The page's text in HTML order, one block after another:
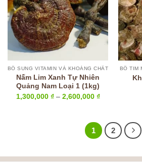
BỔ SUNG VITAMIN VÀ KHOÁNG CHẤT
Nấm Lim Xanh Tự Nhiên
Quảng Nam Loại 1 (1kg)
1,300,000 ₫ – 2,600,000 ₫Khoảng
đến
2,600,000 ₫
BỔ TIM
1 2